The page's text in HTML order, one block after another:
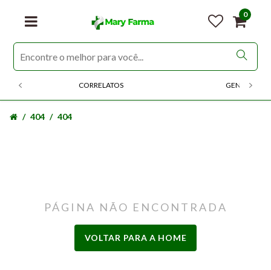
0
CORRELATOS GENERICOS
404 404
PÁGINA NÃO ENCONTRADA
VOLTAR PARA A HOME